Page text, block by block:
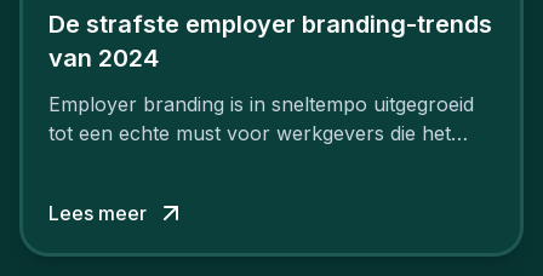
De strafste employer branding-trends
van 2024
Employer branding is in sneltempo uitgegroeid
tot een echte must voor werkgevers die het
Lees meer